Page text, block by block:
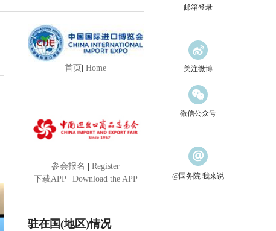
首页 |Home
参会报名 |Register
下载APP| Download the APP
驻在国(地区)情况
邮箱登录
关注微博
微信公众号
@国务院 我来说